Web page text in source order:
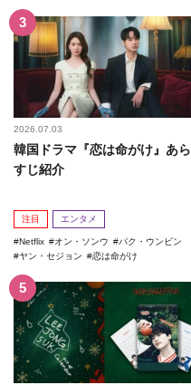
2026.07.03
韓国ドラマ『恋は命がけ』あら
すじ紹介
注目 エンタメ
Netflix オン・ソンウ
パク・ウンビン
ヤン・セジョン
恋は命がけ